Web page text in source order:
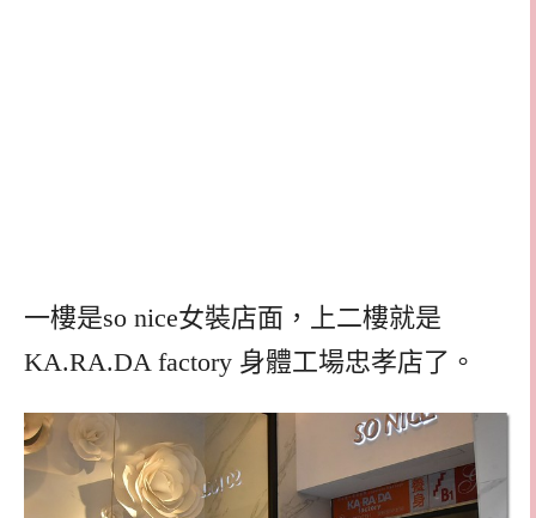
一樓是so nice女裝店面，上二樓就是
KA.RA.DA factory 身體工場忠孝店了。